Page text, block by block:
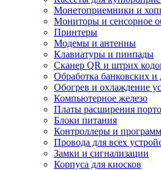
Монетоприемники и
Мониторы и сенсорное
Принтеры
Модемы и антенны
Клавиатуры и пинпады
Сканер QR и штрих
Обработка банковских и
Обогрев и охлаждение
Компьютерное железо
Платы расширения
Блоки питания
Контроллеры и
Провода для всех
Замки и сигнализации
Корпуса для киосков